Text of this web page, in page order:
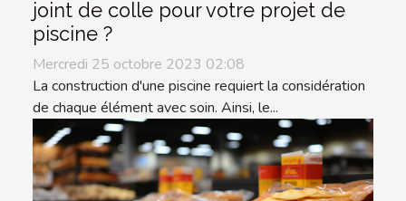
joint de colle pour votre projet de
piscine ?
Mercredi 25 octobre 2023 02:08
La construction d'une piscine requiert la considération
de chaque élément avec soin. Ainsi, le...